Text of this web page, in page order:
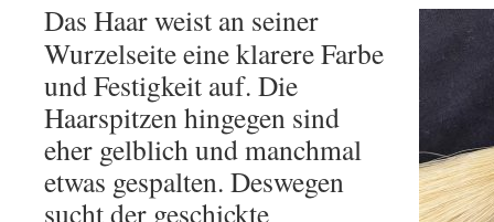
Das Haar weist an seiner
Wurzelseite eine klarere Farbe
und Festigkeit auf. Die
Haarspitzen hingegen sind
eher gelblich und manchmal
etwas gespalten. Deswegen
sucht der geschickte